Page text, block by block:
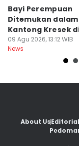
Bayi Perempuan
Ditemukan dalam
Kantong Kresek
Pinggir Jalan Gowa
09 Agu 2026, 13:12 WIB
News
About Us